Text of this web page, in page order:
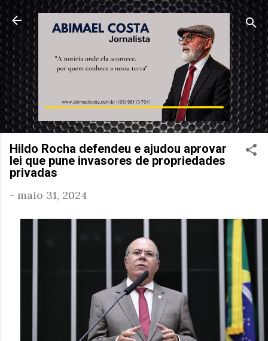
Pular para o conteúdo principal
Hildo Rocha defendeu e ajudou aprovar
lei que pune invasores de propriedades
privadas
- maio 31, 2024